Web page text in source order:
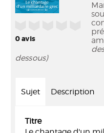
0avis
dessous)
Sujet Description
Titre